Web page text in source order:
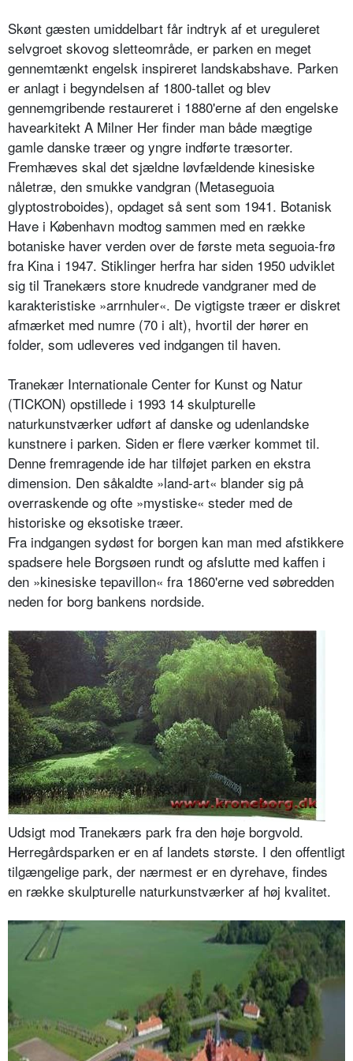
Skønt gæsten umiddelbart får indtryk af et ureguleret
selvgroet skovog sletteområde, er parken en meget
gennemtænkt engelsk inspireret landskabshave. Parken
er anlagt i begyndelsen af 1800-tallet og blev
gennemgribende restaureret i 1880'erne af den engelske
havearkitekt A Milner Her finder man både mægtige
gamle danske træer og yngre indførte træsorter.
Fremhæves skal det sjældne løvfældende kinesiske
nåletræ, den smukke vandgran (Metaseguoia
glyptostroboides), opdaget så sent som 1941. Botanisk
Have i København modtog sammen med en række
botaniske haver verden over de første meta seguoia-frø
fra Kina i 1947. Stiklinger herfra har siden 1950 udviklet
sig til Tranekærs store knudrede vandgraner med de
karakteristiske »arrnhuler«. De vigtigste træer er diskret
afmærket med numre (70 i alt), hvortil der hører en
folder, som udleveres ved indgangen til haven.
Tranekær Internationale Center for Kunst og Natur
(TICKON) opstillede i 1993 14 skulpturelle
naturkunstværker udført af danske og udenlandske
kunstnere i parken. Siden er flere værker kommet til.
Denne fremragende ide har tilføjet parken en ekstra
dimension. Den såkaldte »land-art« blander sig på
overraskende og ofte »mystiske« steder med de
historiske og eksotiske træer.
Fra indgangen sydøst for borgen kan man med afstikkere
spadsere hele Borgsøen rundt og afslutte med kaffen i
den »kinesiske tepavillon« fra 1860'erne ved søbredden
neden for borg bankens nordside.
Udsigt mod Tranekærs park fra den høje borgvold.
Herregårdsparken er en af landets største. I den offentligt
tilgængelige park, der nærmest er en dyrehave, findes
en række skulpturelle naturkunstværker af høj kvalitet.